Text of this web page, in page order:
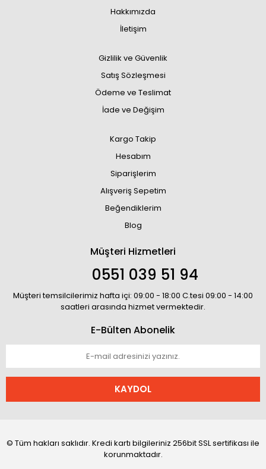
Hakkımızda
İletişim
Gizlilik ve Güvenlik
Satış Sözleşmesi
Ödeme ve Teslimat
İade ve Değişim
Kargo Takip
Hesabım
Siparişlerim
Alışveriş Sepetim
Beğendiklerim
Blog
Müşteri Hizmetleri
0551 039 51 94
Müşteri temsilcilerimiz hafta içi: 09:00 - 18:00 C.tesi 09:00 - 14:00
saatleri arasında hizmet vermektedir.
E-Bülten Abonelik
KAYDOL
© Tüm hakları saklıdır. Kredi kartı bilgileriniz 256bit SSL sertifikası ile
korunmaktadır.